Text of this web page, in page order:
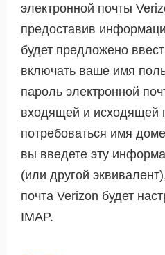
электронной почты
предоставив
будет предложено
включать ваше имя
пароль электронной
входящей и исходящей
потребоваться имя
вы введете эту
(или другой
почта Verizon будет
IMAP.